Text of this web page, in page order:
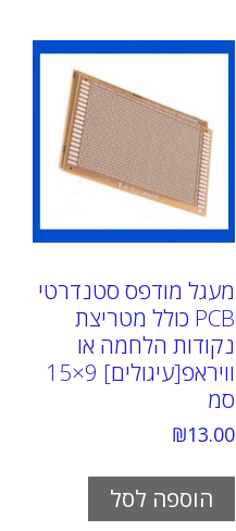
מעגל מודפס סטנדרטי
PCB כולל מטריצת
נקודות הלחמה או
וויראפ[עיגולים] 9×15
סמ
₪13.00
הוספה לסל